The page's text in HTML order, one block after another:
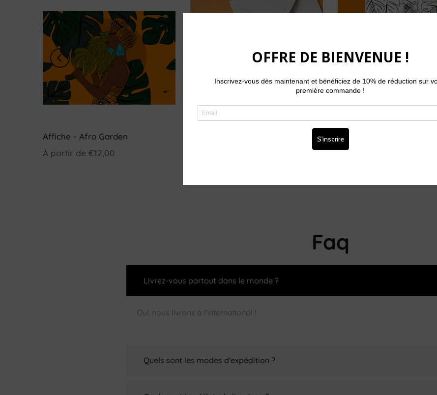
Affiche - Afro Garden
À partir de €12,00
Coloriage à imprimer -
Garden (téléchargement
Faq
Livrez-vous partout dans le monde ?
Oui, nous livrons à l'international !
Quels sont les modes d'expédition ?